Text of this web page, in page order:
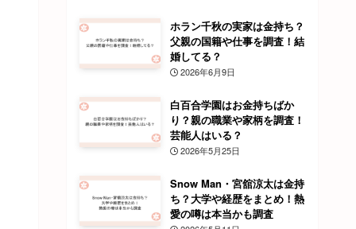
ホラン千秋の実家は金持ち？
父親の国籍や仕事を調査！結
婚してる？
2026年6月9日
白百合学園はお金持ちばか
り？親の職業や家柄を調査！
芸能人はいる？
2026年5月25日
Snow Man・宮舘涼太は金持
ち？大学や経歴をまとめ！熱
愛の噂は本当かも調査